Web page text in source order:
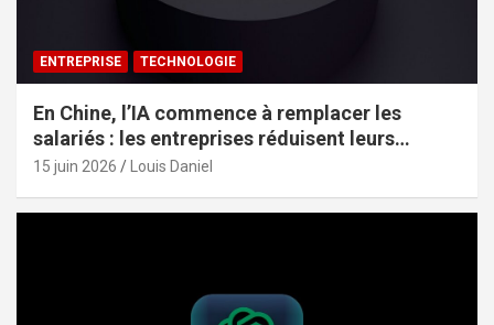
ENTREPRISE TECHNOLOGIE
En Chine, l’IA commence à remplacer les
salariés : les entreprises réduisent leurs
effectifs sans le dire
15 juin 2026 Louis Daniel